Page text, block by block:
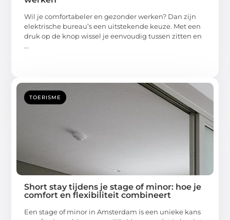
elektrische bureau’s een uitstekende keuze. Met een
druk op de knop wissel je eenvoudig tussen zitten en
...
TOERISME
Short stay tijdens je stage of minor: hoe je
comfort en flexibiliteit combineert
– professioneel én persoonlijk. Maar voordat je begint,